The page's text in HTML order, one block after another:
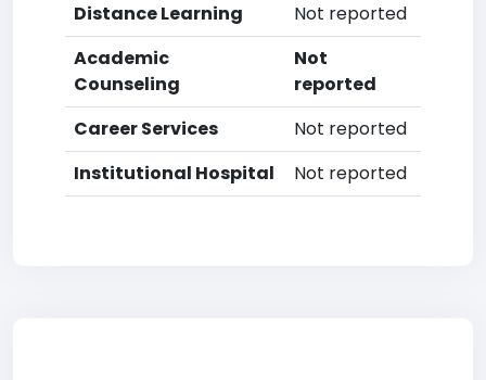
Distance Learning
Not reported
Academic
Counseling
Not
reported
Career Services
Not reported
Institutional Hospital
Not reported